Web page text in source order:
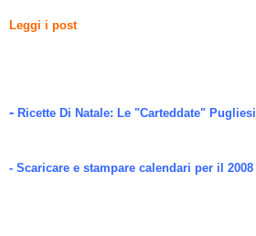
Leggi i post
- Ricette Di Natale: Le "Carteddate" Pugliesi
- Scaricare e stampare calendari per il 2008